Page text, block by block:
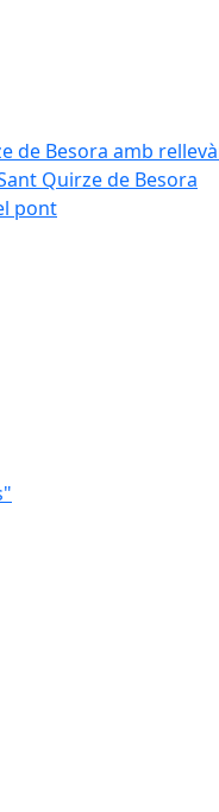
de Besora amb
Quirze de Besora
pont